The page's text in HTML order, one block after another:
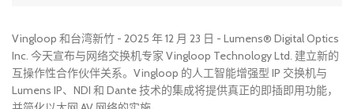
Vingloop 和台湾新竹 - 2025 年 12 月 23 日 - Lumens® Digital Optics
Inc. 今天宣布与网络交换机专家 Vingloop Technology Ltd. 建立新的
互操作性合作伙伴关系。Vingloop 的人工智能增强型 IP 交换机与
Lumens IP、NDI 和 Dante 技术的集成将提供真正的即插即用功能，